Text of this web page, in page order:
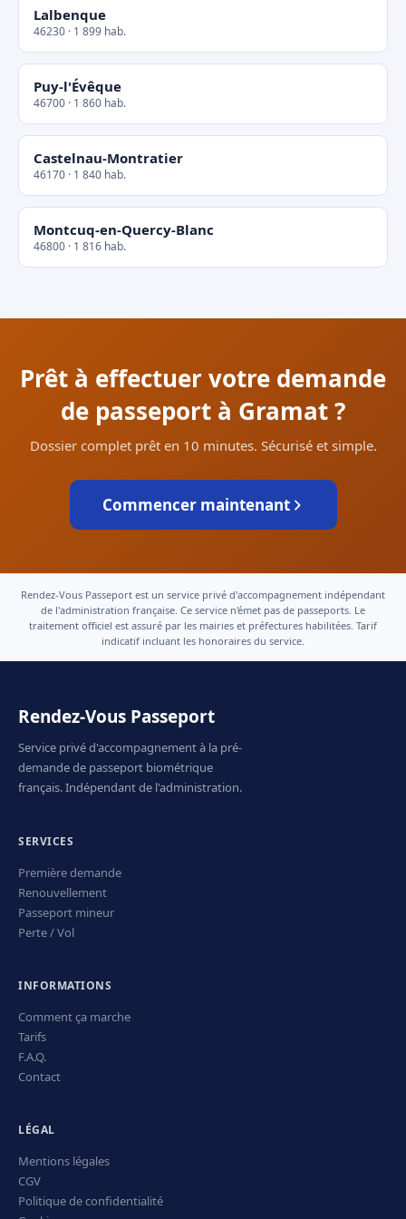
Lalbenque
46230 · 1 899 hab.
Puy-l'Évêque
46700 · 1 860 hab.
Castelnau-Montratier
46170 · 1 840 hab.
Montcuq-en-Quercy-Blanc
46800 · 1 816 hab.
Prêt à effectuer votre demande
de passeport à Gramat ?
Dossier complet prêt en 10 minutes. Sécurisé et simple.
Commencer maintenant
Rendez-Vous Passeport est un service privé d'accompagnement indépendant
de l'administration française. Ce service n'émet pas de passeports. Le
traitement officiel est assuré par les mairies et préfectures habilitées. Tarif
indicatif incluant les honoraires du service.
Rendez-Vous Passeport
Service privé d'accompagnement à la pré-
demande de passeport biométrique
français. Indépendant de l'administration.
SERVICES
Première demande
Renouvellement
Passeport mineur
Perte / Vol
INFORMATIONS
Comment ça marche
Tarifs
F.A.Q.
Contact
LÉGAL
Mentions légales
CGV
Politique de confidentialité